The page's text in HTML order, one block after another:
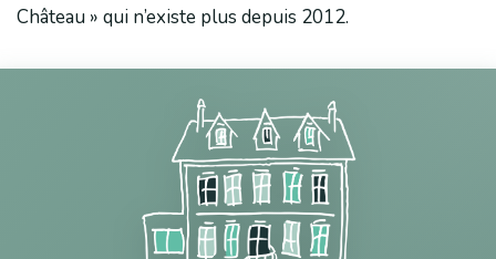
Château » qui n’existe plus depuis 2012.